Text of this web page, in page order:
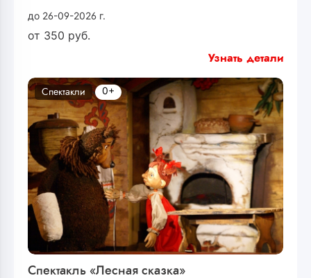
до 26-09-2026 г.
от 350 руб.
Узнать детали
Спектакль «Лесная сказка»
Спектакли 0+